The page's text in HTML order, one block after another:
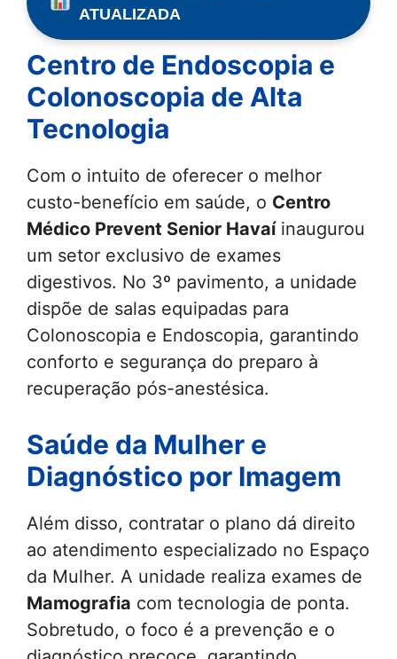
ATUALIZADA
Centro de Endoscopia e
Colonoscopia de Alta
Tecnologia
Com o intuito de oferecer o melhor
custo-benefício em saúde, o Centro
Médico Prevent Senior Havaíinaugurou
um setor exclusivo de exames
digestivos. No 3º pavimento, a unidade
dispõe de salas equipadas para
Colonoscopia e Endoscopia, garantindo
conforto e segurança do preparo à
recuperação pós-anestésica.
Saúde da Mulher e
Diagnóstico por Imagem
Além disso, contratar o plano dá direito
ao atendimento especializado no Espaço
da Mulher. A unidade realiza exames de
Mamografia com tecnologia de ponta.
Sobretudo, o foco é a prevenção e o